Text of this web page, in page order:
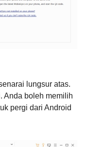
lungsur atas.
Anda boleh memilih
pergi dari Android